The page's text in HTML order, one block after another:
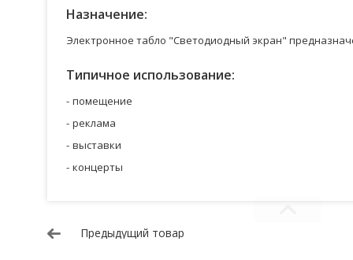
Назначение:
Электронное табло "Светодиодный экран"
Типичное использование:
помещение
реклама
выставки
концерты
Предыдущий товар